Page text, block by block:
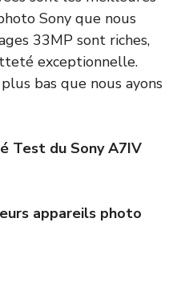
Sony que nous
33MP sont riches,
exceptionnelle.
bas que nous ayons
Test du Sony A7IV
appareils photo